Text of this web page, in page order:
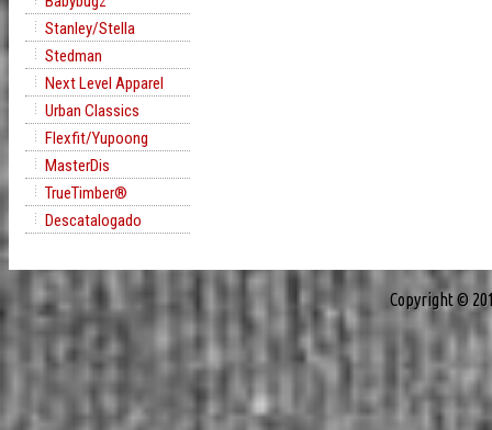
Stanley/Stella
Stedman
Next Level Apparel
Urban Classics
Flexfit/Yupoong
MasterDis
TrueTimber®
Descatalogado
Copyright ©